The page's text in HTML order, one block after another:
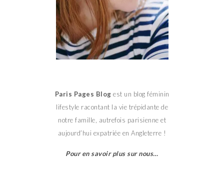
Paris Pages Blog est un blog féminin
lifestyle racontant la vie trépidante de
notre famille, autrefois parisienne et
aujourd’hui expatriée en Angleterre !
Pour en savoir plus sur nous…